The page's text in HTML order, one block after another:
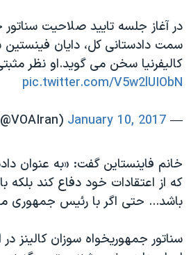
در آغاز جلسه تایید صلاحیت
سمت دادستانی کل، دایان فینستین
کالیفرنیا سخن می گوید.او نظر
pic.twitter.com/V5w2lUIObN
— VOA Farsi (@VOAIran)
January 10, 2017
خانم فاینستاین گفت: «به عنوان
که از اعتقادات خود دفاع کند بلکه
باشد... حتی اگر با رئیس جمهوری
سناتور جمهوریخواه سوزان کالینز